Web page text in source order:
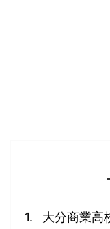
大分商業高